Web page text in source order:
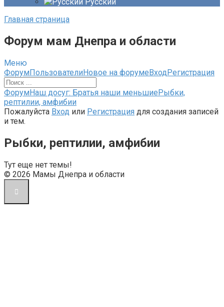
Главная страница
Форум мам Днепра и области
Меню
Навигация
Форума
ФорумПользователиНовое на форумеВходРегистрация
Форум
breadcrumbs
-
Вы
ФорумНаш досуг: Братья наши меньшиеРыбки,
рептилии, амфибии
Пожалуйста Вход или Регистрация для создания записей
и тем.
Рыбки, рептилии, амфибии
Тут еще нет темы!
© 2026 Мамы Днепра и области